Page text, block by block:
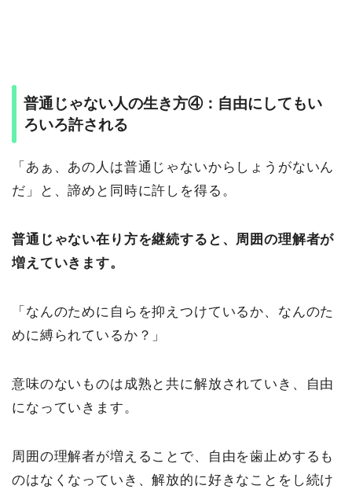
普通じゃない人の生き方④：自由にしてもい
ろいろ許される
「あぁ、あの人は普通じゃないからしょうがないん
だ」と、諦めと同時に許しを得る。
普通じゃない在り方を継続すると、周囲の理解者が
増えていきます。
「なんのために自らを抑えつけているか、なんのた
めに縛られているか？」
意味のないものは成熟と共に解放されていき、自由
になっていきます。
周囲の理解者が増えることで、自由を歯止めするも
のはなくなっていき、解放的に好きなことをし続け